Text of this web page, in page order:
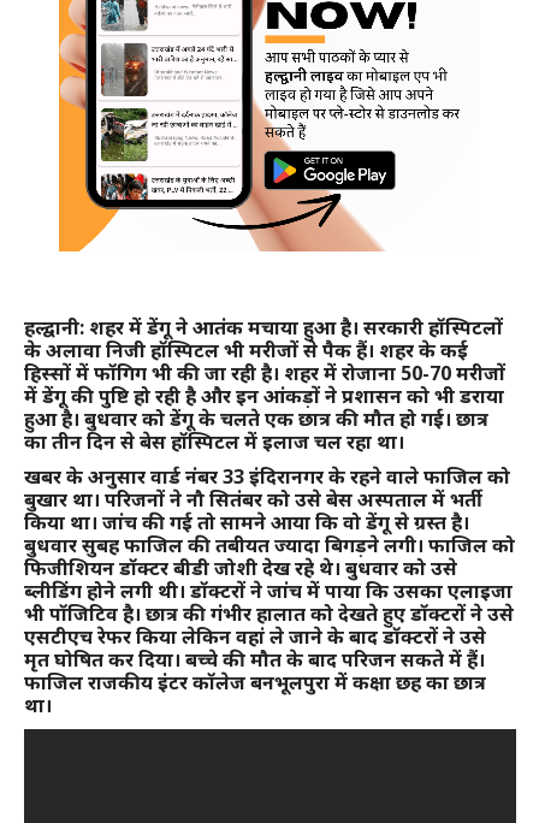
हल्द्वानी: शहर में डेंगू ने आतंक मचाया हुआ है। सरकारी हॉस्पिटलों
के अलावा निजी हॉस्पिटल भी मरीजों से पैक हैं। शहर के कई
हिस्सों में फॉगिग भी की जा रही है। शहर में रोजाना 50-70 मरीजों
में डेंगू की पुष्टि हो रही है और इन आंकड़ों ने प्रशासन को भी डराया
हुआ है। बुधवार को डेंगू के चलते एक छात्र की मौत हो गई। छात्र
का तीन दिन से बेस हॉस्पिटल में इलाज चल रहा था।
खबर के अनुसार वार्ड नंबर 33 इंदिरानगर के रहने वाले फाजिल को
बुखार था। परिजनों ने नौ सितंबर को उसे बेस अस्पताल में भर्ती
किया था। जांच की गई तो सामने आया कि वो डेंगू से ग्रस्त है।
बुधवार सुबह फाजिल की तबीयत ज्यादा बिगड़ने लगी। फाजिल को
फिजीशियन डॉक्टर बीडी जोशी देख रहे थे। बुधवार को उसे
ब्लीडिंग होने लगी थी। डॉक्टरों ने जांच में पाया कि उसका एलाइजा
भी पॉजिटिव है। छात्र की गंभीर हालात को देखते हुए डॉक्टरों ने उसे
एसटीएच रेफर किया लेकिन वहां ले जाने के बाद डॉक्टरों ने उसे
मृत घोषित कर दिया। बच्चे की मौत के बाद परिजन सकते में हैं।
फाजिल राजकीय इंटर कॉलेज बनभूलपुरा में कक्षा छह का छात्र
था।